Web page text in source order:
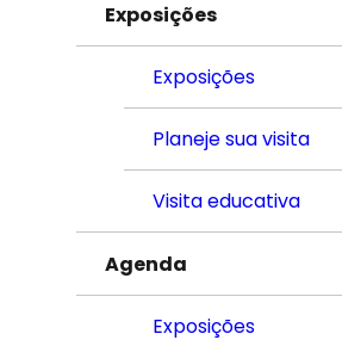
Exposições
Exposições
Planeje sua visita
Visita educativa
Agenda
Exposições